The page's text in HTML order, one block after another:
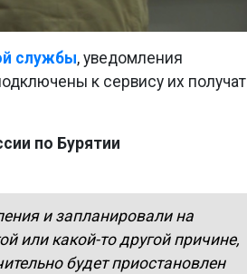
службы, уведомления
к сервису их получат
по Бурятии
и запланировали на
или какой-то другой причине,
будет приостановлен